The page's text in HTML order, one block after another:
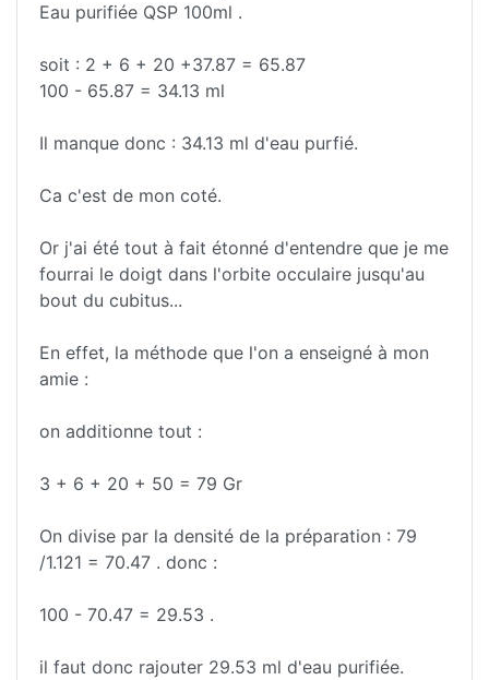
Eau purifiée QSP 100ml .
soit : 2 + 6 + 20 +37.87 = 65.87
100 - 65.87 = 34.13 ml
Il manque donc : 34.13 ml d'eau purfié.
Ca c'est de mon coté.
Or j'ai été tout à fait étonné d'entendre que je me
fourrai le doigt dans l'orbite occulaire jusqu'au
bout du cubitus...
En effet, la méthode que l'on a enseigné à mon
amie :
on additionne tout :
3 + 6 + 20 + 50 = 79 Gr
On divise par la densité de la préparation : 79
/1.121 = 70.47 . donc :
100 - 70.47 = 29.53 .
il faut donc rajouter 29.53 ml d'eau purifiée.